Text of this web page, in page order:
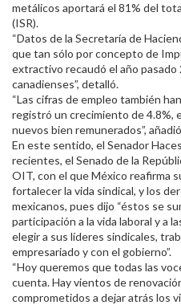
metálicos aportará el 81% del
(ISR).
“Datos de la Secretaría de
que tan sólo por concepto de
extractivo recaudó el año pasado
canadienses”, detalló.
“Las cifras de empleo también
registró un crecimiento de 4.8%,
nuevos bien remunerados”,
En este sentido, el Senador
recientes, el Senado de la
OIT, con el que México reafirma
fortalecer la vida sindical, y los
mexicanos, pues dijo “éstos se
participación a la vida laboral y a
elegir a sus líderes sindicales,
empresariado y con el gobierno”.
“Hoy queremos que todas las
cuenta. Hay vientos de
comprometidos a dejar atrás los